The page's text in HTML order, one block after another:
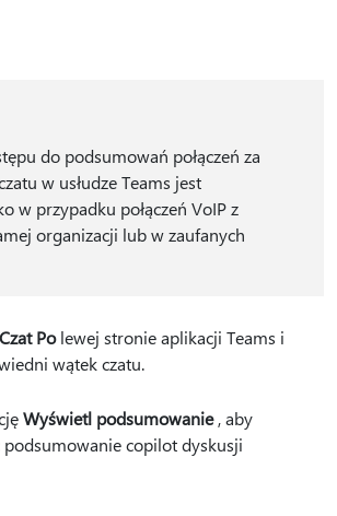
do podsumowań połączeń za
w usłudze Teams jest
w przypadku połączeń VoIP z
organizacji lub w zaufanych
Czat Polewej stronie aplikacji Teams i
wątek czatu.
Wyświetl podsumowanie, aby
copilot dyskusji